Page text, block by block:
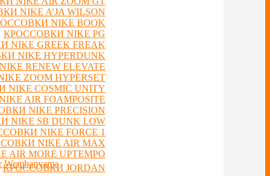
NIKE A’JA WILSON
NIKE BOOK
КРОССОВКИ NIKE PG
NIKE GREEK FREAK
NIKE HYPERDUNK
RENEW ELEVATE
ZOOM HYPERSET
COSMIC UNITY
AIR FOAMPOSITE
NIKE PRECISION
NIKE SB DUNK LOW
NIKE FORCE 1
NIKE AIR MAX
MORE UPTEMPO
КРОССОВКИ JORDAN